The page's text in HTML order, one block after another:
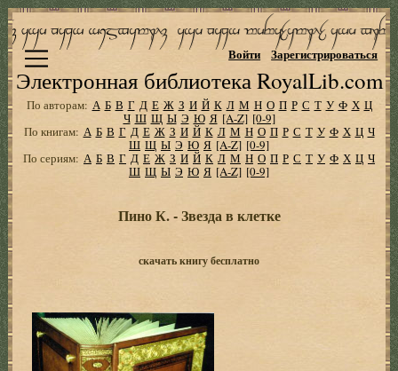
Электронная библиотека RoyalLib.com
Войти Зарегистрироваться
По авторам: А Б В Г Д Е Ж З И Й К Л М Н О П Р С Т У Ф Х Ц
Ч Ш Щ Ы Э Ю Я [A-Z] [0-9]
По книгам: А Б В Г Д Е Ж З И Й К Л М Н О П Р С Т У Ф Х Ц Ч
Ш Щ Ы Э Ю Я [A-Z] [0-9]
По сериям: А Б В Г Д Е Ж З И Й К Л М Н О П Р С Т У Ф Х Ц Ч
Ш Щ Ы Э Ю Я [A-Z] [0-9]
Пино К. - Звезда в клетке
скачать книгу бесплатно